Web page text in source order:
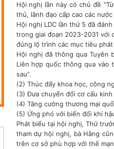
Hội nghị lần này có chủ đề
thủ, lãnh đạo cấp cao các
Hội nghị LDC lần thứ 5 đã
trong giai đoạn 2023-2031 với
đúng lộ trình các mục tiêu
Hội nghị đã thông qua Tuyên
Liên hợp quốc thông qua vào
sau”.
(2) Thúc đẩy khoa học, công
(3) Đưa chuyển đổi cơ cấu
(4) Tăng cường thương mại
(5) Ứng phó với biến đổi khí
Phát biểu tại hội nghị, Thứ
tham dự hội nghị, bà Hằng
trên cơ sở phù hợp với thế